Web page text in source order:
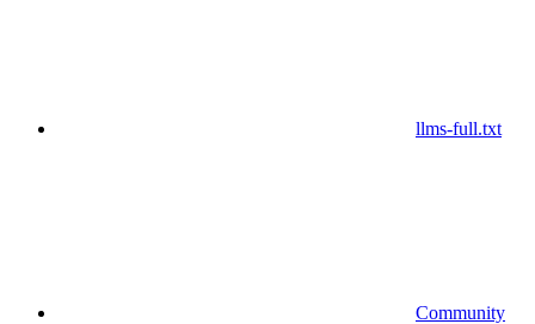
llms-full.txt
Community